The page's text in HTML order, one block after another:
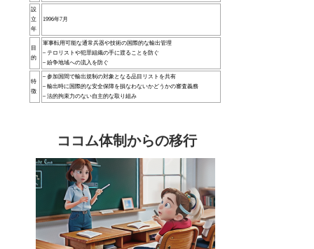
設
立
年
1996年7月
目
的
軍事転用可能な通常兵器や技術の国際的な輸出管理
– テロリストや犯罪組織の手に渡ることを防ぐ
– 紛争地域への流入を防ぐ
特
徴
– 参加国間で輸出規制の対象となる品目リストを共有
– 輸出時に国際的な安全保障を損なわないかどうかの審査義務
– 法的拘束力のない自主的な取り組み
ココム体制からの移行